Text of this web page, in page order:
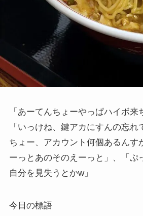
「あーてんちょーやっぱハイボ来
「いっけね、鍵アカにすんの忘
ちょー、アカウント何個あるんす
ーっとあのそのえーっと」、「ぷ
自分を見失うとかw」
今日の標語